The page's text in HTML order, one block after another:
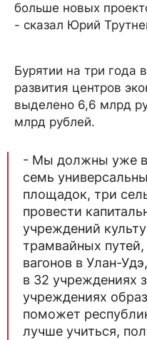
больше новых
- сказал Юрий
Бурятии на три года
развития центров
выделено 6,6 млрд
млрд рублей.
- Мы должны уже в
семь
площадок, три
провести
учреждений
трамвайных
вагонов в Улан-
в 32 учреждениях
учреждениях
поможет
лучше учиться,